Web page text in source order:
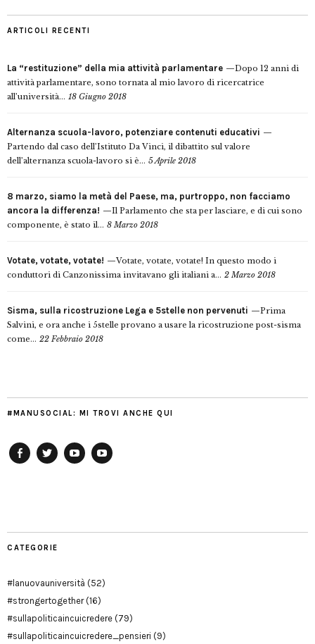
ARTICOLI RECENTI
La “restituzione” della mia attività parlamentare
Dopo 12 anni di
attività parlamentare, sono tornata al mio lavoro di ricercatrice
all’università... 18 Giugno 2018
Alternanza scuola-lavoro, potenziare contenuti educativi
Partendo dal caso dell’Istituto Da Vinci, il dibattito sul valore
dell’alternanza scuola-lavoro si è... 5 Aprile 2018
8 marzo, siamo la metà del Paese, ma, purtroppo, non facciamo
ancora la differenza!
Il Parlamento che sta per lasciare, e di cui sono
componente, è stato il... 8 Marzo 2018
Votate, votate, votate!
Votate, votate, votate! In questo modo i
conduttori di Canzonissima invitavano gli italiani a... 2 Marzo 2018
Sisma, sulla ricostruzione Lega e 5stelle non pervenuti
Prima
Salvini, e ora anche i 5stelle provano a usare la ricostruzione post-sisma
come... 22 Febbraio 2018
#MANUSOCIAL: MI TROVI ANCHE QUI
CATEGORIE
#lanuovauniversità (52)
#strongertogether(16)
#sullapoliticaincuicredere (79)
#sullapoliticaincuicredere_pensieri (9)